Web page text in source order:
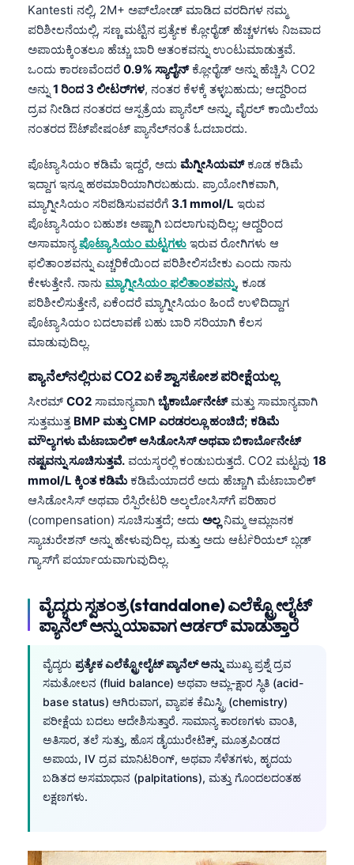
Kantesti ನಲ್ಲಿ, 2M+ ಅಪ್‌ಲೋಡ್ ಮಾಡಿದ ವರದಿಗಳ ನಮ್ಮ
ಪರಿಶೀಲನೆಯಲ್ಲಿ, ಸಣ್ಣ ಮಟ್ಟಿನ ಪ್ರತ್ಯೇಕ ಕ್ಲೋರೈಡ್ ಹೆಚ್ಚಳಗಳು ನಿಜವಾದ
ಅಪಾಯಕ್ಕಿಂತಲೂ ಹೆಚ್ಚು ಬಾರಿ ಆತಂಕವನ್ನು ಉಂಟುಮಾಡುತ್ತವೆ.
ಒಂದು ಕಾರಣವೆಂದರೆ 0.9% ಸ್ಯಾಲೈನ್ಕ್ಲೋರೈಡ್ ಅನ್ನು ಹೆಚ್ಚಿಸಿ CO2
ಅನ್ನು 1 ರಿಂದ 3 ಲೀಟರ್‌ಗಳ, ನಂತರ ಕೆಳಕ್ಕೆ ತಳ್ಳಬಹುದು; ಆದ್ದರಿಂದ
ದ್ರವ ನೀಡಿದ ನಂತರದ ಆಸ್ಪತ್ರೆಯ ಪ್ಯಾನೆಲ್ ಅನ್ನು, ವೈರಲ್ ಕಾಯಿಲೆಯ
ನಂತರದ ಔಟ್‌ಪೇಷಂಟ್ ಪ್ಯಾನೆಲ್‌ನಂತೆ ಓದಬಾರದು.
ಪೊಟ್ಯಾಸಿಯಂ ಕಡಿಮೆ ಇದ್ದರೆ, ಅದು ಮೆಗ್ನೀಸಿಯಮ್ಕೂಡ ಕಡಿಮೆ
ಇದ್ದಾಗ ಇನ್ನೂ ಹಠಮಾರಿಯಾಗಿರಬಹುದು. ಪ್ರಾಯೋಗಿಕವಾಗಿ,
ಮ್ಯಾಗ್ನೀಸಿಯಂ ಸರಿಪಡಿಸುವವರೆಗೆ 3.1 mmol/L ಇರುವ
ಪೊಟ್ಯಾಸಿಯಂ ಬಹುಶಃ ಅಷ್ಟಾಗಿ ಬದಲಾಗುವುದಿಲ್ಲ; ಆದ್ದರಿಂದ
ಅಸಾಮಾನ್ಯಪೊಟ್ಯಾಸಿಯಂ ಮಟ್ಟಗಳು ಇರುವ ರೋಗಿಗಳು ಆ
ಫಲಿತಾಂಶವನ್ನು ಎಚ್ಚರಿಕೆಯಿಂದ ಪರಿಶೀಲಿಸಬೇಕು ಎಂದು ನಾನು
ಕೇಳುತ್ತೇನೆ. ನಾನು ಮ್ಯಾಗ್ನೀಸಿಯಂ ಫಲಿತಾಂಶವನ್ನು, ಕೂಡ
ಪರಿಶೀಲಿಸುತ್ತೇನೆ, ಏಕೆಂದರೆ ಮ್ಯಾಗ್ನೀಸಿಯಂ ಹಿಂದೆ ಉಳಿದಿದ್ದಾಗ
ಪೊಟ್ಯಾಸಿಯಂ ಬದಲಾವಣೆ ಬಹು ಬಾರಿ ಸರಿಯಾಗಿ ಕೆಲಸ
ಮಾಡುವುದಿಲ್ಲ.
ಪ್ಯಾನೆಲ್‌ನಲ್ಲಿರುವ CO2 ಏಕೆ ಶ್ವಾಸಕೋಶ ಪರೀಕ್ಷೆಯಲ್ಲ
ಸೀರಮ್ CO2 ಸಾಮಾನ್ಯವಾಗಿ ಬೈಕಾರ್ಬೊನೇಟ್ಮತ್ತು ಸಾಮಾನ್ಯವಾಗಿ
ಸುತ್ತಮುತ್ತ BMP ಮತ್ತು CMP ಎರಡರಲ್ಲೂ ಹಂಚಿದೆ; ಕಡಿಮೆ
ಮೌಲ್ಯಗಳು ಮೆಟಾಬಾಲಿಕ್ ಆಸಿಡೋಸಿಸ್ ಅಥವಾ ಬಿಕಾರ್ಬೊನೇಟ್
ನಷ್ಟವನ್ನು ಸೂಚಿಸುತ್ತವೆ. ವಯಸ್ಕರಲ್ಲಿ ಕಂಡುಬರುತ್ತದೆ. CO2 ಮಟ್ಟವು 18
mmol/L ಕ್ಕಿಂತ ಕಡಿಮೆ ಕಡಿಮೆಯಾದರೆ ಅದು ಹೆಚ್ಚಾಗಿ ಮೆಟಾಬಾಲಿಕ್
ಆಸಿಡೋಸಿಸ್ ಅಥವಾ ರೆಸ್ಪಿರೇಟರಿ ಅಲ್ಕಲೋಸಿಸ್‌ಗೆ ಪರಿಹಾರ
(compensation) ಸೂಚಿಸುತ್ತದೆ; ಅದು ಅಲ್ಲ ನಿಮ್ಮ ಆಮ್ಲಜನಕ
ಸ್ಯಾಚುರೇಶನ್ ಅನ್ನು ಹೇಳುವುದಿಲ್ಲ, ಮತ್ತು ಅದು ಆರ್ಟેರಿಯಲ್ ಬ್ಲಡ್
ಗ್ಯಾಸ್‌ಗೆ ಪರ್ಯಾಯವಾಗುವುದಿಲ್ಲ.
ವೈದ್ಯರು ಸ್ವತಂತ್ರ (standalone) ಎಲೆಕ್ಟ್ರೋಲೈಟ್
ಪ್ಯಾನೆಲ್ ಅನ್ನು ಯಾವಾಗ ಆರ್ಡರ್ ಮಾಡುತ್ತಾರೆ
ವೈದ್ಯರು ಪ್ರತ್ಯೇಕ ಎಲೆಕ್ಟ್ರೋಲೈಟ್ ಪ್ಯಾನೆಲ್ ಅನ್ನು ಮುಖ್ಯ ಪ್ರಶ್ನೆ ದ್ರವ
ಸಮತೋಲನ (fluid balance) ಅಥವಾ ಆಮ್ಲ-ಕ್ಷಾರ ಸ್ಥಿತಿ (acid-
base status) ಆಗಿರುವಾಗ, ವ್ಯಾಪಕ ಕೆಮಿಸ್ಟ್ರಿ (chemistry)
ಪರೀಕ್ಷೆಯ ಬದಲು ಆದೇಶಿಸುತ್ತಾರೆ. ಸಾಮಾನ್ಯ ಕಾರಣಗಳು ವಾಂತಿ,
ಅತಿಸಾರ, ತಲೆ ಸುತ್ತು, ಹೊಸ ಡೈಯುರೇಟಿಕ್ಸ್, ಮೂತ್ರಪಿಂಡದ
ಅಪಾಯ, IV ದ್ರವ ಮಾನಿಟರಿಂಗ್, ಅಥವಾ ಸೆಳೆತಗಳು, ಹೃದಯ
ಬಡಿತದ ಅಸಮಾಧಾನ (palpitations), ಮತ್ತು ಗೊಂದಲದಂತಹ
ಲಕ್ಷಣಗಳು.